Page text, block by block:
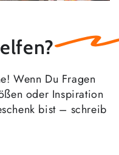
Wenn Du Fragen
oder Inspiration
bist – schreib